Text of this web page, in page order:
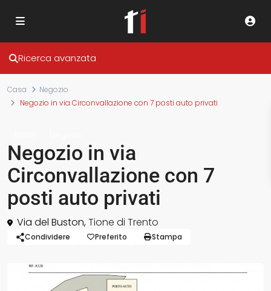
Ricerca avanzata
Casa
Negozio
Negozio in via Circonvallazione con 7 posti auto privati
Negozio in via
Circonvallazione con 7
posti auto privati
Via del Buston,Tione di Trento
Condividere Preferito Stampa